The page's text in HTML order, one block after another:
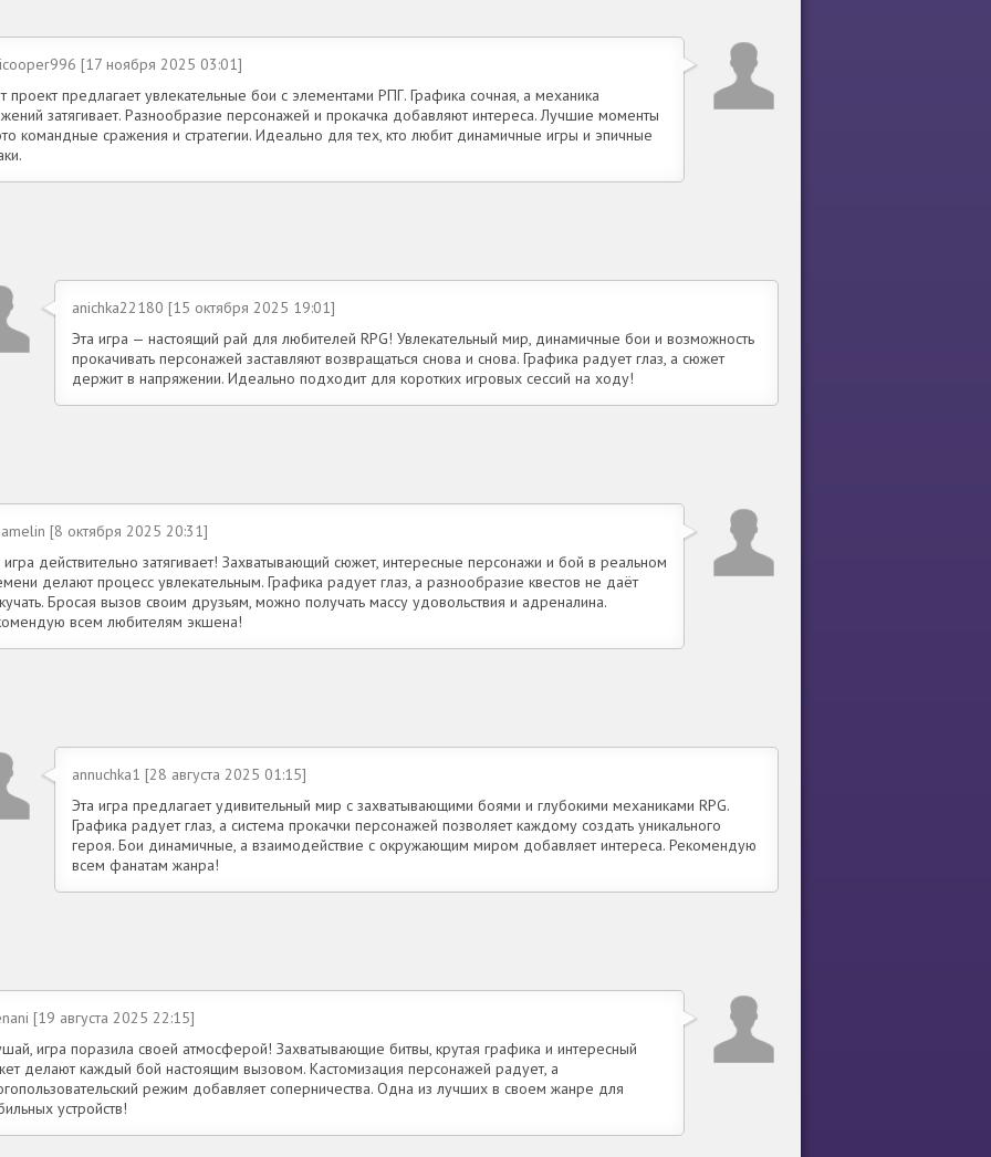
[17 ноября 2025 03:01]
проект предлагает увлекательные бои с элементами РПГ. Графика сочная, а механика
затягивает. Разнообразие персонажей и прокачка добавляют интереса. Лучшие моменты
командные сражения и стратегии. Идеально для тех, кто любит динамичные игры и эпичные
anichka22180 [15 октября 2025 19:01]
Эта игра — настоящий рай для любителей RPG! Увлекательный мир, динамичные бои и возможность
прокачивать персонажей заставляют возвращаться снова и снова. Графика радует глаз, а сюжет
держит в напряжении. Идеально подходит для коротких игровых сессий на ходу!
[8 октября 2025 20:31]
игра действительно затягивает! Захватывающий сюжет, интересные персонажи и бой в реальном
делают процесс увлекательным. Графика радует глаз, а разнообразие квестов не даёт
Бросая вызов своим друзьям, можно получать массу удовольствия и адреналина.
всем любителям экшена!
annuchka1 [28 августа 2025 01:15]
Эта игра предлагает удивительный мир с захватывающими боями и глубокими механиками RPG.
Графика радует глаз, а система прокачки персонажей позволяет каждому создать уникального
героя. Бои динамичные, а взаимодействие с окружающим миром добавляет интереса. Рекомендую
всем фанатам жанра!
[19 августа 2025 22:15]
игра поразила своей атмосферой! Захватывающие битвы, крутая графика и интересный
делают каждый бой настоящим вызовом. Кастомизация персонажей радует, а
режим добавляет соперничества. Одна из лучших в своем жанре для
устройств!